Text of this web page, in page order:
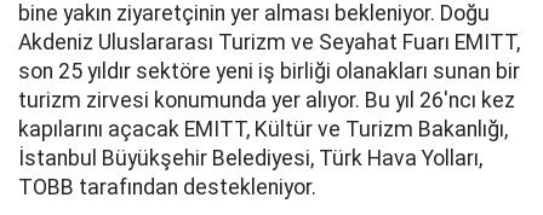
bine yakın ziyaretçinin yer alması bekleniyor. Doğu
Akdeniz Uluslararası Turizm ve Seyahat Fuarı EMITT,
son 25 yıldır sektöre yeni iş birliği olanakları sunan bir
turizm zirvesi konumunda yer alıyor. Bu yıl 26'ncı kez
kapılarını açacak EMITT, Kültür ve Turizm Bakanlığı,
İstanbul Büyükşehir Belediyesi, Türk Hava Yolları,
TOBB tarafından destekleniyor.